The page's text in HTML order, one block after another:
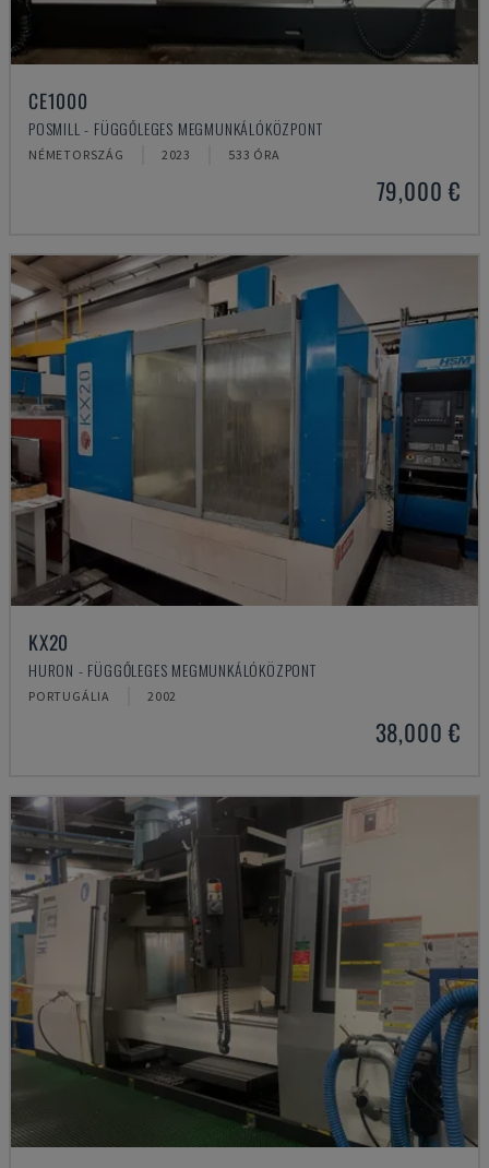
CE1000
POSMILL - FÜGGŐLEGES MEGMUNKÁLÓKÖZPONT
NÉMETORSZÁG 2023 533 ÓRA
79,000 €
KX20
HURON - FÜGGŐLEGES MEGMUNKÁLÓKÖZPONT
PORTUGÁLIA 2002
38,000 €